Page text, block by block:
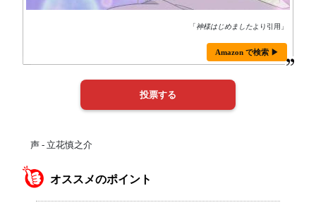
「神様はじめましたより引用」
Amazon で検索 ▶
声 - 立花慎之介
オススメのポイント